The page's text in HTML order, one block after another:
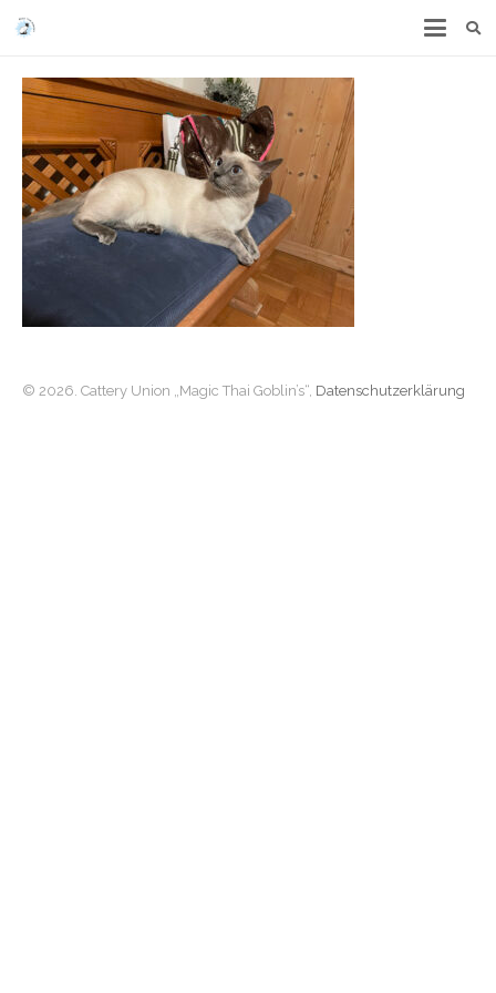
© 2026. Cattery Union „Magic Thai Goblin’s“, Datenschutzerklärung